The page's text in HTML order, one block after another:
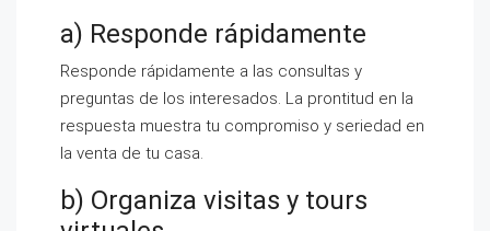
a) Responde rápidamente
Responde rápidamente a las consultas y
preguntas de los interesados. La prontitud en la
respuesta muestra tu compromiso y seriedad en
la venta de tu casa.
b) Organiza visitas y tours